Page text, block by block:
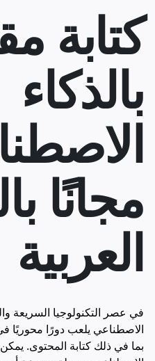
كتابة
بالذكاء
مجانًا
العربية
في عصر التكنولوجيا السريعة
الاصطناعي يلعب دورًا
بما في ذلك كتابة المحتوى.